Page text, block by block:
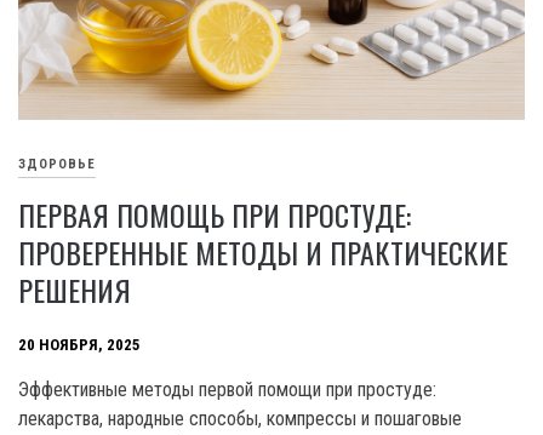
ЗДОРОВЬЕ
ПЕРВАЯ ПОМОЩЬ ПРИ ПРОСТУДЕ:
ПРОВЕРЕННЫЕ МЕТОДЫ И ПРАКТИЧЕСКИЕ
РЕШЕНИЯ
20 НОЯБРЯ, 2025
Эффективные методы первой помощи при простуде:
лекарства, народные способы, компрессы и пошаговые